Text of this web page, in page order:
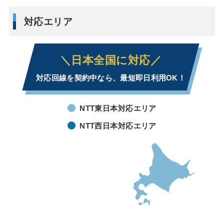
対応エリア
＼日本全国に対応／
対応回線を契約中なら、最短即日利用OK！
NTT東日本対応エリア
NTT西日本対応エリア